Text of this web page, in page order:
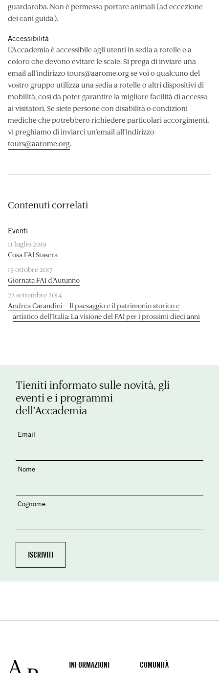
guardaroba. Non è permesso portare animali (ad eccezione
dei cani guida).
Accessibilità
L’Accademia è accessibile agli utenti in sedia a rotelle e a
coloro che devono evitare le scale. Si prega di inviare una
email all’indirizzo tours@aarome.org se voi o qualcuno del
vostro gruppo utilizza una sedia a rotelle o altri dispositivi di
mobilità, così da poter garantire la migliore facilità di accesso
ai visitatori. Se siete persone con disabilità o condizioni
mediche che potrebbero richiedere particolari accorgimenti,
vi preghiamo di inviarci un’email all’indirizzo
tours@aarome.org.
Contenuti correlati
Eventi
11 luglio 2019
Cosa FAI Stasera
15 ottobre 2017
Giornata FAI d’Autunno
22 settembre 2014
Andrea Carandini – Il paesaggio e il patrimonio storico e
artistico dell’Italia: La visione del FAI per i prossimi dieci anni
Tieniti informato sulle novità, gli
eventi e i programmi
dell’Accademia
Email
Nome
Cognome
Footer
INFORMAZIONI COMUNITÀ